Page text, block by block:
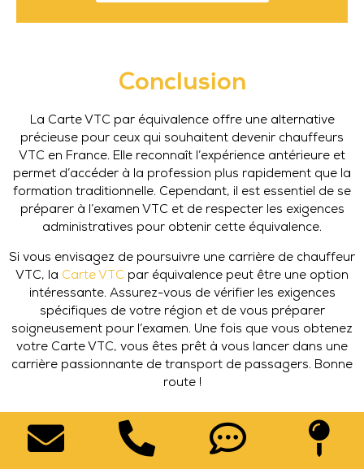
Conclusion
La Carte VTC par équivalence offre une alternative
précieuse pour ceux qui souhaitent devenir chauffeurs
VTC en France. Elle reconnaît l’expérience antérieure et
permet d’accéder à la profession plus rapidement que la
formation traditionnelle. Cependant, il est essentiel de se
préparer à l’examen VTC et de respecter les exigences
administratives pour obtenir cette équivalence.
Si vous envisagez de poursuivre une carrière de chauffeur
VTC, la Carte VTC par équivalence peut être une option
intéressante. Assurez-vous de vérifier les exigences
spécifiques de votre région et de vous préparer
soigneusement pour l’examen. Une fois que vous obtenez
votre Carte VTC, vous êtes prêt à vous lancer dans une
carrière passionnante de transport de passagers. Bonne
route !